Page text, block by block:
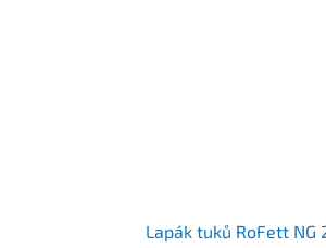
Lapák tuků RoFett NG